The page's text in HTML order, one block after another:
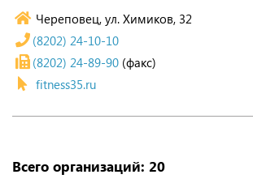
Череповец, ул. Химиков, 32
(8202) 24-10-10
(8202) 24-89-90 (факс)
fitness35.ru
Всего организаций: 20